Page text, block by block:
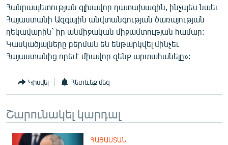
Հանրապետության գլխավոր դատախազին, ինչպես նաեւ
Հայաստանի Ազգային անվտանգության ծառայության
ղեկավարին` իր անմիջական միջամտության համար:
Կասկածյալները բերման են ենթարկվել մինչեւ
Հայաստանից որեւէ միավոր զենք արտահանելը»:
Կիսվել Հետևեք մեզ
Շարունակել կարդալ
ՀԱՅԱՍՏԱՆ